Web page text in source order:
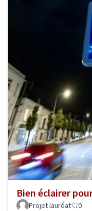
Bien éclairer
Projet lauréat 0